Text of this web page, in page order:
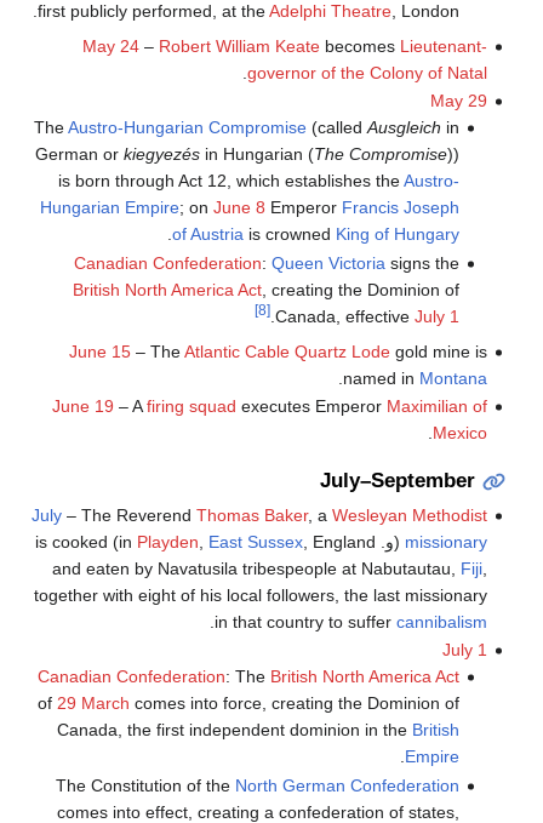
first publicly performed, at theAdelphi Theatre , London.
May 24– Robert William Keatebecomes Lieutenant-
governor of the Colony of Natal
May 29
TheAustro-Hungarian Compromise (calledAusgleich in
German orkiegyezés in Hungarian (The Compromise))
is born through Act 12, which establishes theAustro-
Hungarian Empire; onJune 8 Emperor Francis Joseph
of Austria is crowned King of Hungary
.
Canadian Confederation:Queen Victoria signs the
British North America Act , creating the Dominion of
Canada, effectiveJuly 1
.
[8]
June 15– TheAtlantic Cable Quartz Lodegold mine is
named in Montana
June 19 – Afiring squad executes Emperor Maximilian of
Mexico
July–September
July– The Reverend Thomas Baker, a Wesleyan Methodist
missionary (و. in Playden East Sussex
, England) is cooked
and eaten by Navatusila tribespeople at Nabutautau, Fiji,
together with eight of his local followers, the last missionary
in that country to suffer cannibalism
July 1
Canadian Confederation: The British North America Act
of 29 March comes into force, creating the Dominion of
Canada, the first independent dominion in the British
Empire
The Constitution of the North German Confederation
comes into effect, creating a confederation of states,